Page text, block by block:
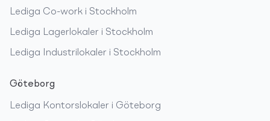
Lediga Co-work i Stockholm
Lediga Lagerlokaler i Stockholm
Lediga Industrilokaler i Stockholm
Göteborg
Lediga Kontorslokaler i Göteborg